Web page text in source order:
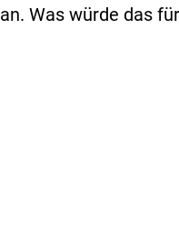
Was würde das